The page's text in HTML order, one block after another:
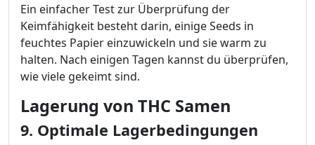
Ein einfacher Test zur Überprüfung der
Keimfähigkeit besteht darin, einige Seeds in
feuchtes Papier einzuwickeln und sie warm zu
halten. Nach einigen Tagen kannst du überprüfen,
wie viele gekeimt sind.
Lagerung von THC Samen
9. Optimale Lagerbedingungen